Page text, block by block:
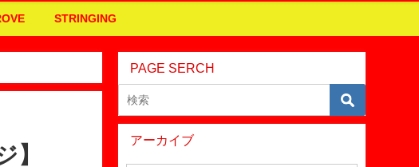
STRINGING
】
PAGE SERCH
アーカイブ